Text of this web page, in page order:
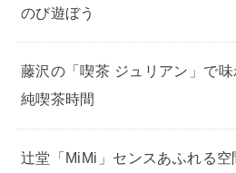
のび遊ぼう
藤沢の「喫茶 ジュリアン」で
純喫茶時間
辻堂「MiMi」センスあふれる空